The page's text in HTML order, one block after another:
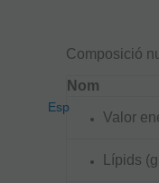
Esp
Composició
Nom
Valor
Lípids